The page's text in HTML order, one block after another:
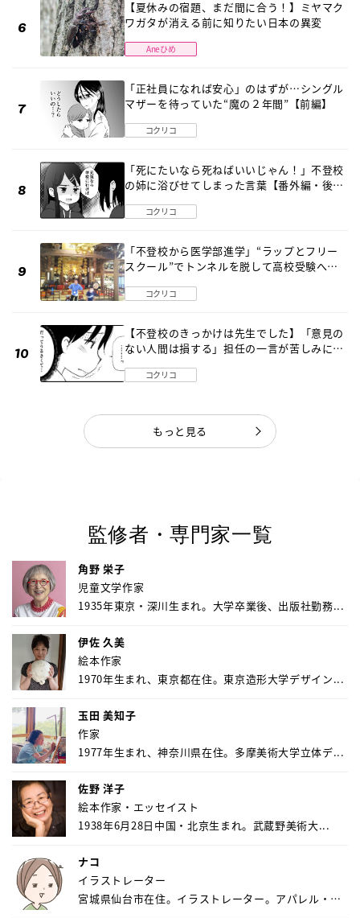
【夏休みの宿題、まだ間に合う！】ミヤマク
ワガタが消える前に知りたい日本の異変
Aneひめ
「正社員になれば安心」のはずが…シングル
マザーを待っていた“魔の２年間”【前編】
コクリコ
「死にたいなら死ねばいいじゃん！」不登校
の姉に浴びせてしまった言葉【番外編・後
コクリコ
「不登校から医学部進学」“ラップとフリー
スクール”でトンネルを脱して高校受験へ
コクリコ
【不登校のきっかけは先生でした】「意見の
ない人間は損する」担任の一言が苦しみに…
コクリコ
もっと見る
監修者・専門家一覧
角野 栄子
児童文学作家
1935年東京・深川生まれ。大学卒業後、出版社勤務...
伊佐 久美
絵本作家
1970年生まれ、東京都在住。東京造形大学デザイン...
玉田 美知子
作家
1977年生まれ、神奈川県在住。多摩美術大学立体デ...
佐野 洋子
絵本作家・エッセイスト
1938年6月28日中国・北京生まれ。武蔵野美術大...
ナコ
イラストレーター
宮城県仙台市在住。イラストレーター。アパレル・キ